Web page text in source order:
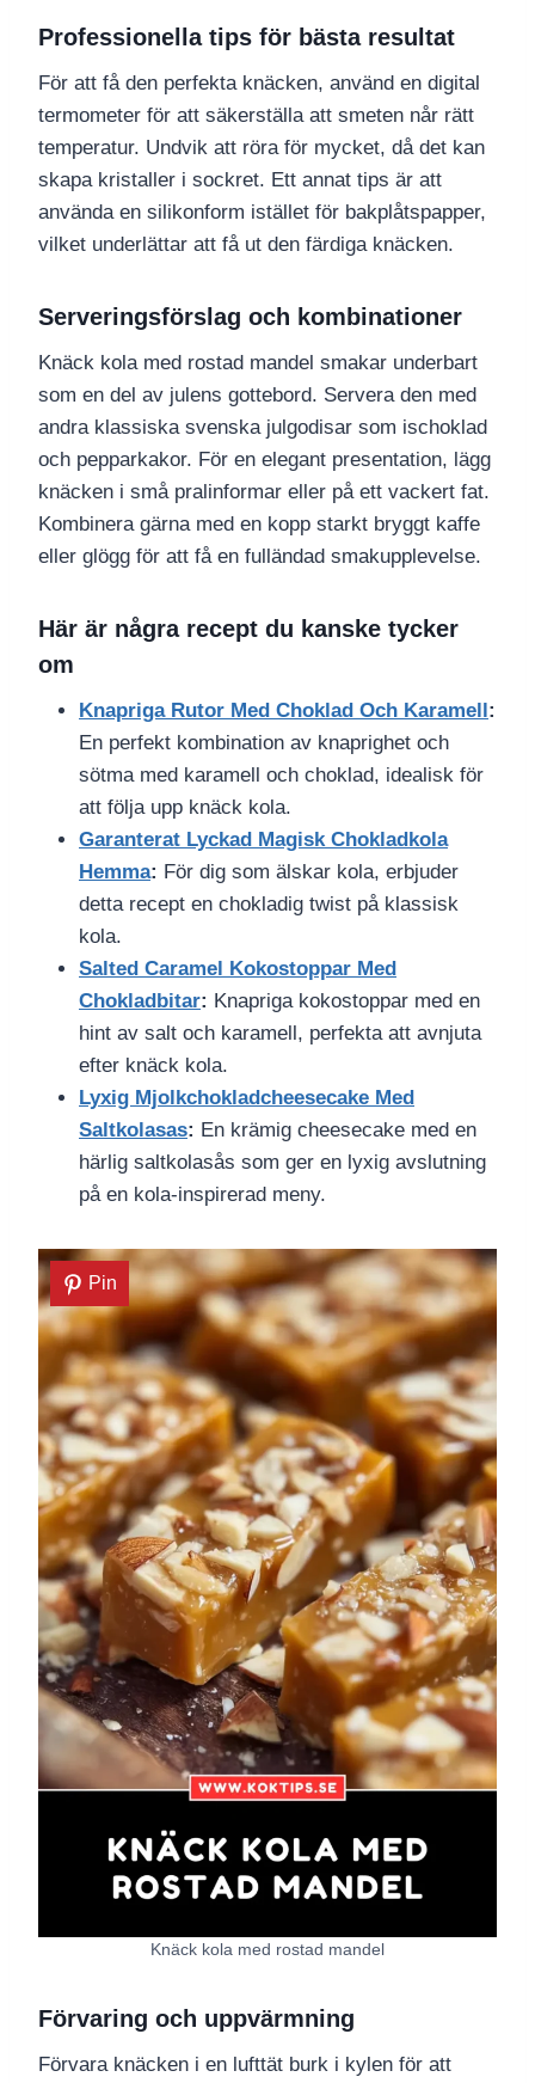
Professionella tips för bästa resultat
För att få den perfekta knäcken, använd en digital
termometer för att säkerställa att smeten når rätt
temperatur. Undvik att röra för mycket, då det kan
skapa kristaller i sockret. Ett annat tips är att
använda en silikonform istället för bakplåtspapper,
vilket underlättar att få ut den färdiga knäcken.
Serveringsförslag och kombinationer
Knäck kola med rostad mandel smakar underbart
som en del av julens gottebord. Servera den med
andra klassiska svenska julgodisar som ischoklad
och pepparkakor. För en elegant presentation, lägg
knäcken i små pralinformar eller på ett vackert fat.
Kombinera gärna med en kopp starkt bryggt kaffe
eller glögg för att få en fulländad smakupplevelse.
Här är några recept du kanske tycker
om
Knapriga Rutor Med Choklad Och Karamell:
En perfekt kombination av knaprighet och
sötma med karamell och choklad, idealisk för
att följa upp knäck kola.
Garanterat Lyckad Magisk Chokladkola
Hemma: För dig som älskar kola, erbjuder
detta recept en chokladig twist på klassisk
kola.
Salted Caramel Kokostoppar Med
Chokladbitar: Knapriga kokostoppar med en
hint av salt och karamell, perfekta att avnjuta
efter knäck kola.
Lyxig Mjolkchokladcheesecake Med
Saltkolasas: En krämig cheesecake med en
härlig saltkolasås som ger en lyxig avslutning
på en kola-inspirerad meny.
Pin
Knäck kola med rostad mandel
Förvaring och uppvärmning
Förvara knäcken i en lufttät burk i kylen för att